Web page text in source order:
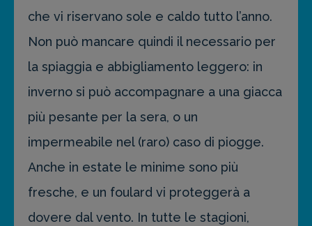
che vi riservano sole e caldo tutto l’anno.
Non può mancare quindi il necessario per
la spiaggia e abbigliamento leggero: in
inverno si può accompagnare a una giacca
più pesante per la sera, o un
impermeabile nel (raro) caso di piogge.
Anche in estate le minime sono più
fresche, e un foulard vi proteggerà a
dovere dal vento. In tutte le stagioni,